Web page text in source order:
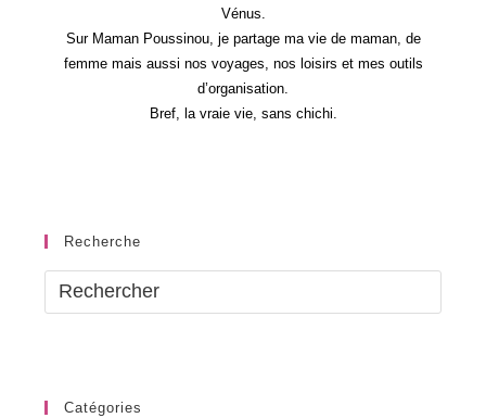
Vénus.
Sur Maman Poussinou, je partage ma vie de maman, de
femme mais aussi nos voyages, nos loisirs et mes outils
d’organisation.
Bref, la vraie vie, sans chichi.
Recherche
Catégories